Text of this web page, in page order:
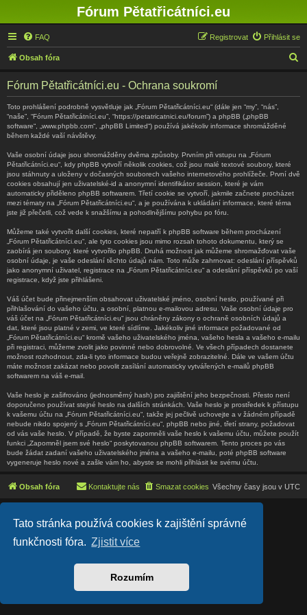
Tato stránka používá cookies k zajištění správné
funkčnosti fóra. Zjistit více
Rozumím
Fórum Pětatřicátníci.eu
FAQ Přihlásit se
Registrovat
Obsah fóra
Fórum Pětatřicátníci.eu - Ochrana soukromí
Toto prohlášení podrobně vysvětluje jak „Fórum Pětatřicátníci.eu“ (dále jen “my”, “nás”,
“naše”, “Fórum Pětatřicátníci.eu”, “https://petatricatnici.eu/forum”) a phpBB („phpBB
software“, „www.phpbb.com“, „phpBB Limited“) používá jakékoliv informace shromážděné
během každé vaší návštěvy.
Vaše osobní údaje jsou shromážděny dvěma způsoby. Prvním při vstupu na „Fórum
Pětatřicátníci.eu“, kdy phpBB vytvoří několik cookies, což jsou malé textové soubory, které
jsou stáhnuty a uloženy v dočasných souborech vašeho internetového prohlížeče. První dvě
cookies obsahují jen uživatelské-id a anonymní identifikátor session, které je vám
automaticky přiděleno phpBB softwarem. Třetí cookie se vytvoří, jakmile začnete procházet
mezi tématy na „Fórum Pětatřicátníci.eu“, a je používána k ukládání informace, které téma
jste již přečetli, což vede k snažšímu a pohodlnějšímu pohybu po fóru.
Můžeme také vytvořit další cookies, které nepatří k phpBB software během procházení
„Fórum Pětatřicátníci.eu“, ale tyto cookies jsou mimo rozsah tohoto dokumentu, který se
zaobírá jen soubory, které vytvořilo phpBB. Druhá možnost jak můžeme shromažďovat vaše
osobní údaje, je vaše odeslání těchto údajů nám. Toto může zahrnovat: odeslání příspěvků
jako anonymní uživatel, registrace na „Fórum Pětatřicátníci.eu“ a odeslání příspěvků po vaší
registrace, když jste přihlášeni.
Váš účet bude přinejmenším obsahovat uživatelské jméno, osobní heslo, používané při
přihlašování do vašeho účtu, a osobní, platnou e-mailovou adresu. Vaše osobní údaje pro
váš účet na „Fórum Pětatřicátníci.eu“ jsou chráněny zákony o ochraně osobních údajů a
dat, které jsou platné v zemi, ve které sídlíme. Jakékoliv jiné informace požadované od
„Fórum Pětatřicátníci.eu“ kromě vašeho uživatelského jména, vašeho hesla a vašeho e-mailu
při registraci, můžeme zvolit jako povinné nebo dobrovolné. Ve všech případech dostanete
možnost rozhodnout, zda-li tyto informace budou veřejně zobrazitelné. Dále ve vašem účtu
máte možnost zakázat nebo povolit zasílání automaticky vytvářených e-mailů phpBB
softwarem na váš e-mail.
Vaše heslo je zašifrováno (jednosměrný hash) pro zajištění jeho bezpečnosti. Přesto není
doporučeno používat stejné heslo na dalších stránkách. Vaše heslo je prostředek k přístupu
k vašemu účtu na „Fórum Pětatřicátníci.eu“, takže jej pečlivě uchovejte a v žádném případě
nebude nikdo spojený s „Fórum Pětatřicátníci.eu“, phpBB nebo jiné, třetí strany, požadovat
od vás vaše heslo. V případě, že byste zapomněli vaše heslo k vašemu účtu, můžete použít
funkci „Zapomněl jsem své heslo“ poskytovanou phpBB softwarem. Tento proces po vás
bude žádat zadaní vašeho uživatelského jména a vašeho e-mailu, poté phpBB software
vygeneruje heslo nové a zašle vám ho, abyste se mohli přihlásit ke svému účtu.
Obsah fóra Všechny časy jsou v UTC
Smazat cookies
Kontaktujte nás
Co-Author: MannixMD
Český překlad –